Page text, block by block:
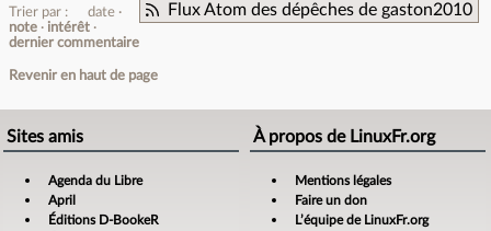
Flux Atom des dépêches de gaston2010
Trier par :
date
note
intérêt
dernier commentaire
Revenir en haut de page
Sites amis
Agenda du Libre
April
Éditions D-BookeR
À propos de LinuxFr.org
Mentions légales
Faire un don
L’équipe de LinuxFr.org